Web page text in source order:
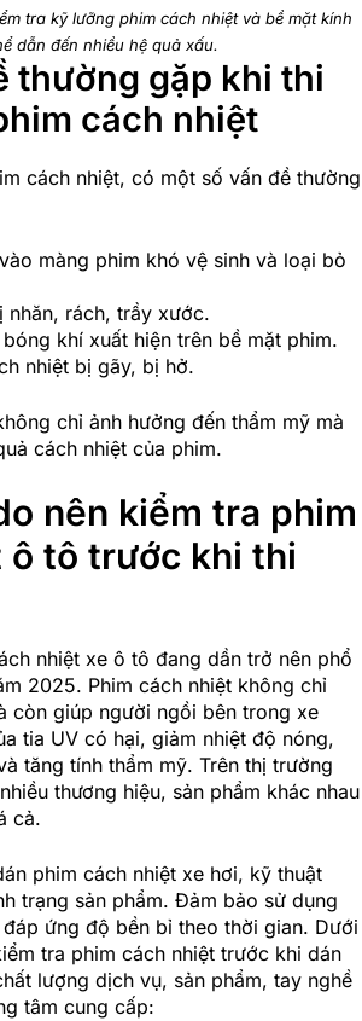
tra kỹ lưỡng phim cách nhiệt và bề mặt kính
dẫn đến nhiều hệ quả xấu.
thường gặp khi thi
cách nhiệt
cách nhiệt, có một số vấn đề thường
màng phim khó vệ sinh và loại bỏ
nhăn, rách, trầy xước.
khí xuất hiện trên bề mặt phim.
nhiệt bị gãy, bị hở.
chỉ ảnh hưởng đến thẩm mỹ mà
cách nhiệt của phim.
nên kiểm tra phim
ô tô trước khi thi
nhiệt xe ô tô đang dần trở nên phổ
2025. Phim cách nhiệt không chỉ
còn giúp người ngồi bên trong xe
tia UV có hại, giảm nhiệt độ nóng,
tăng tính thẩm mỹ. Trên thị trường
thương hiệu, sản phẩm khác nhau
cả.
phim cách nhiệt xe hơi, kỹ thuật
trạng sản phẩm. Đảm bảo sử dụng
ứng độ bền bỉ theo thời gian. Dưới
tra phim cách nhiệt trước khi dán
lượng dịch vụ, sản phẩm, tay nghề
tâm cung cấp: